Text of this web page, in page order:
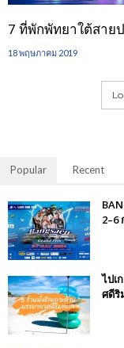
7 ที่พักพัทยาใต้สาย
18 พฤษภาคม 2019
Popular Recent
2–6
ไปเ
ศดีริ